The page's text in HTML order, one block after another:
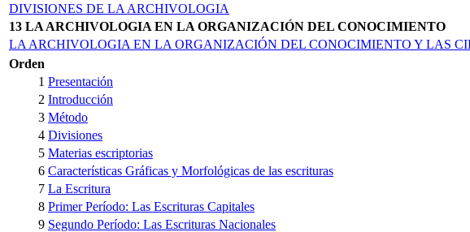
DIVISIONES DE LA ARCHIVOLOGIA
13 LA ARCHIVOLOGIA EN LA ORGANIZACIÓN DEL CONOCIMIENTO
LA ARCHIVOLOGIA EN LA ORGANIZACIÓN DEL CONOCIMIENTO Y LAS
Orden
1 Presentación
2 Introducción
3 Método
4 Divisiones
5 Materias escriptorias
6 Características Gráficas y Morfológicas de las escrituras
7 La Escritura
8 Primer Período: Las Escrituras Capitales
9 Segundo Período: Las Escrituras Nacionales